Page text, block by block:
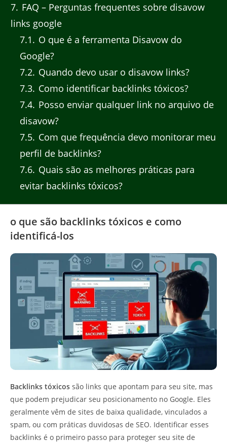
7 FAQ – Perguntas frequentes sobre disavow
links google
7.1
O que é a ferramenta Disavow do
Google?
7.2 Quando devo usar o disavow links?
7.3 Como identificar backlinks tóxicos?
7.4 Posso enviar qualquer link no arquivo de
disavow?
7.5 Com que frequência devo monitorar meu
perfil de backlinks?
7.6 Quais são as melhores práticas para
evitar backlinks tóxicos?
o que são backlinks tóxicos e como
identificá-los
Backlinks tóxicos são links que apontam para seu site, mas
que podem prejudicar seu posicionamento no Google. Eles
geralmente vêm de sites de baixa qualidade, vinculados a
spam, ou com práticas duvidosas de SEO. Identificar esses
backlinks é o primeiro passo para proteger seu site de